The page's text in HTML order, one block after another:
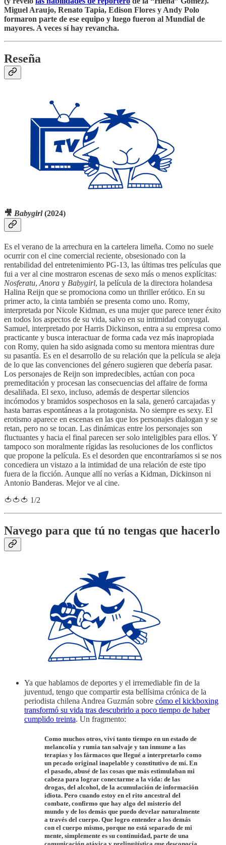
Miguel Araujo, Renato Tapia, Edison Flores y Andy Polo
formaron parte de ese equipo y luego fueron al Mundial de
mayores. A veces sí hay revancha.
Reseña
🎥 Babygirl(2024)
Es el verano de la arrechura en la cartelera limeña. Como no suele
ocurrir con el cine comercial reciente, obsesionado con la
rentabilidad del entretenimiento PG-13, las últimas tres películas que
fui a ver al cine mostraron escenas de sexo más o menos explícitas:
Nosferatu,Anora y Babygirl, la película de la directora holandesa
Halina Reijn que se promociona como un thriller erótico. En su
primer acto, la cinta también se presenta como uno. Romy,
interpretada por Nicole Kidman, es una mujer que parece tener éxito
en todos los aspectos de su vida, salvo en su intimidad conyugal.
Samuel, interpretado por Harris Dickinson, entra a su empresa como
practicante y busca interactuar de forma cada vez más inapropiada
con Romy, quien ha sido asignada como su mentora mientras dure
su pasantía. Es en el desarrollo de su relación que la película se aleja
de lo que las convenciones del género sugieren que debería pasar.
Los personajes de Reijn son impredecibles, actúan con poca
premeditación y procesan las consecuencias del affaire de forma
desaliñada. El sexo, incluso, además de despertar silencios
incómodos y bramidos sospechosos en la sala, generó carcajadas y
hasta barras espontáneas a la protagonista. No siempre es sexy. El
erotismo aparece en escenas en las que los personajes dialogan y se
retan, pero no se tocan. Las dinámicas entre los personajes son
fluctuantes y hacia el final parecen ser solo inteligibles para ellos. Y
tampoco son moralmente rígidas las resoluciones de los conflictos
que propone la película. Es el desorden que encontraríamos si se nos
concediera un vistazo a la intimidad de una relación de este tipo
fuera de la ficción. Aunque allí no verías a Kidman, Dickinson ni
Antonio Banderas. Mejor ve al cine.
🍅🍅🍅 1/2
Navego para que tú no tengas que hacerlo
Ya que hablamos de deportes y el irremediable fin de la
juventud, tengo que compartir esta bellísima crónica de la
periodista chilena Andrea Guzmán sobre cómo el kickboxing
transformó su vida tras descubrirlo a poco tiempo de haber
cumplido treinta. Un fragmento:
Como muchos otros, viví tanto tiempo en un estado de
melancolía y rumia tan salvaje y tan inmune a las
terapias y los fármacos que llegué a interpretarlo como
un pecado original inapelable y constitutivo de mí. En
el pasado, abusé de las cosas que más estimulaban mi
cabeza para lograr conectarme a la vida: de las
drogas, del alcohol, de la acumulación de información
idiota. Pero cuando estoy en el rito ancestral del
combate, confirmo que hay algo del misterio del
mundo y de los demás que puedo develar naturalmente
a través del cuerpo. Que logro entender a los demás
con el cuerpo mismo, porque no está separado de mi
mente, simplemente es su continuidad, parte de una